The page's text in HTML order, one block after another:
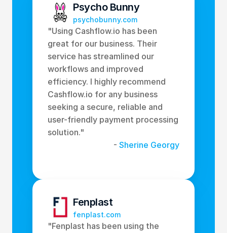
Psycho Bunny
psychobunny.com
"Using Cashflow.io has been
great for our business. Their
service has streamlined our
workflows and improved
efficiency. I highly recommend
Cashflow.io for any business
seeking a secure, reliable and
user-friendly payment processing
solution."
- Sherine Georgy
Fenplast
fenplast.com
"Fenplast has been using the